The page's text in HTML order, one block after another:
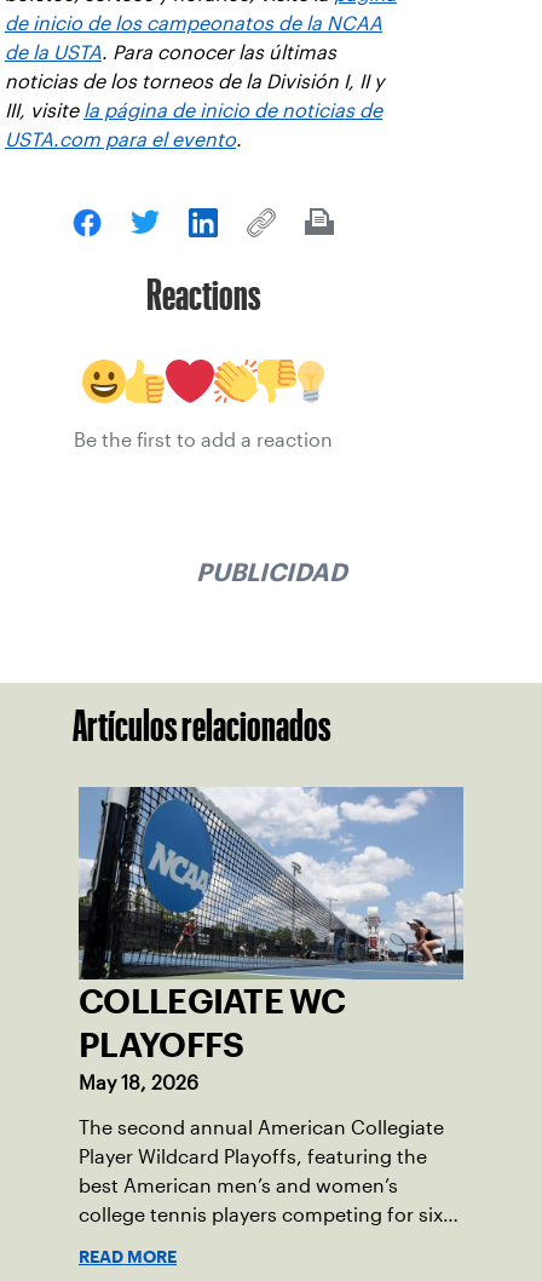
de inicio de los campeonatos de la NCAA
de la USTA. Para conocer las últimas
noticias de los torneos de la División I, II y
III, visite la página de inicio de noticias de
USTA.com para el evento.
Reactions
Be the first to add a reaction
PUBLICIDAD
Artículos relacionados
COLLEGIATE WC
PLAYOFFS
May 18, 2026
The second annual American Collegiate
Player Wildcard Playoffs, featuring the
best American men’s and women’s
college tennis players competing for six
READ MORE